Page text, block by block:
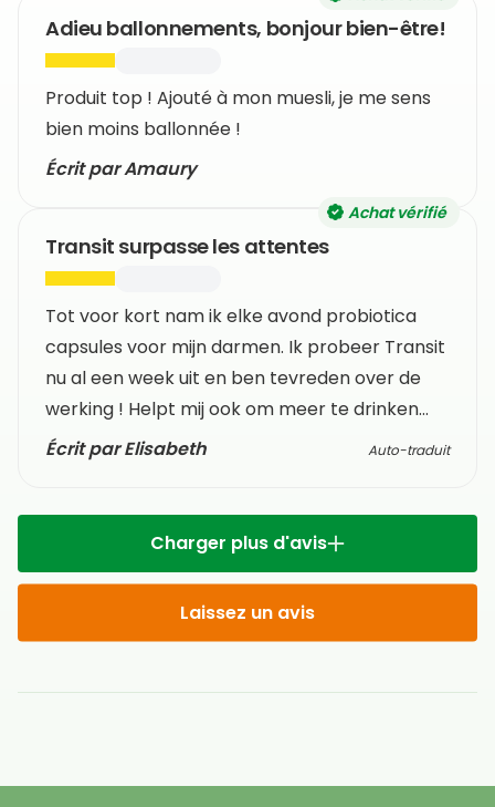
Adieu ballonnements, bonjour bien-être!
Produit top ! Ajouté à mon muesli, je me sens
bien moins ballonnée !
Écrit par Amaury
Achat vérifié
Transit surpasse les attentes
Tot voor kort nam ik elke avond probiotica
capsules voor mijn darmen. Ik probeer Transit
nu al een week uit en ben tevreden over de
werking ! Helpt mij ook om meer te drinken...
Écrit par Elisabeth
Auto-traduit
Charger plus d'avis
Laissez un avis